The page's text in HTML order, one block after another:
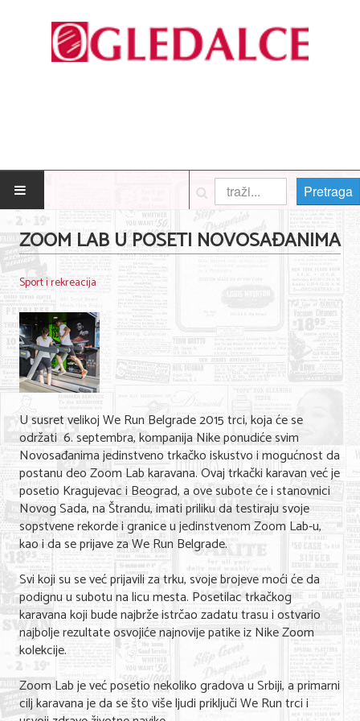
POČETNA
Posao
Nega lica i tela
Shopping
Sve za venčanje
Sve za decu
Gastronomija
Kuća i bašta
Zdravlje i medicina
Sport i rekreacija
Hobi i razonoda
ADRESAR
Posao
Usluge
Pretraga
ZOOM LAB U POSETI NOVOSAĐANIMA
Sport i rekreacija
U susret velikoj We Run Belgrade 2015 trci, koja će se
održati 6. septembra, kompanija Nike ponudiće svim
Novosađanima jedinstveno trkačko iskustvo i mogućnost da
postanu deo Zoom Lab karavana. Ovaj trkački karavan već je
posetio Kragujevac i Beograd, a ove subote će i stanovnici
Novog Sada, na Štrandu, imati priliku da testiraju svoje
sopstvene rekorde i granice u jedinstvenom Zoom Lab-u,
kao i da se prijave za We Run Belgrade.
Svi koji su se već prijavili za trku, svoje brojeve moći će da
podignu u subotu na licu mesta. Posetilac trkačkog
karavana koji bude najbrže istrčao zadatu trasu i ostvario
najbolje rezultate osvojiće najnovije patike iz Nike Zoom
kolekcije.
Zoom Lab je već posetio nekoliko gradova u Srbiji, a primarni
cilj karavana je da se što više ljudi priključi We Run trci i